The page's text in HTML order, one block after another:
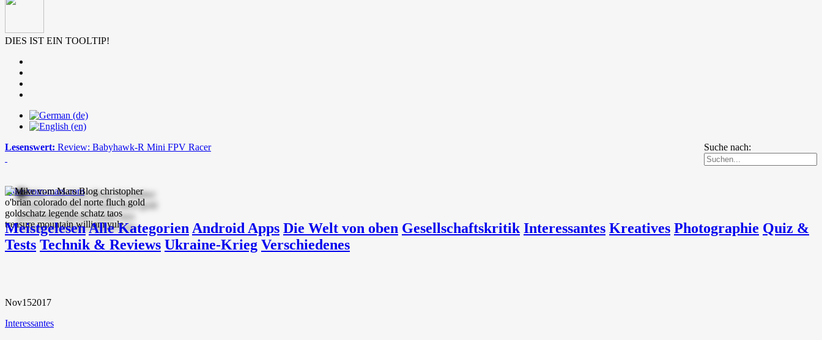
DIES IST EIN TOOLTIP!
Suche nach:
Lesenswert: Review: Babyhawk-R Mini FPV Racer
mike-vom-mars.com
MeistgelesenAlle Kategorien Android Apps Die Welt von oben Gesellschaftskritik Interessantes Kreatives Photographie Quiz &
Tests Technik & Reviews Ukraine-Krieg Verschiedenes
Nov152017
Interessantes